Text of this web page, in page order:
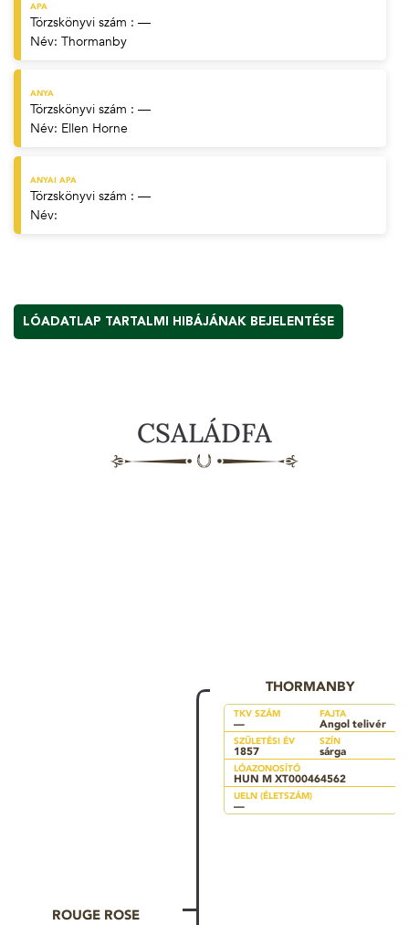
APA
Törzskönyvi szám : —
Név: Thormanby
ANYA
Törzskönyvi szám : —
Név: Ellen Horne
ANYAI APA
Törzskönyvi szám : —
Név:
LÓADATLAP TARTALMI HIBÁJÁNAK BEJELENTÉSE
CSALÁDFA
ROUGE ROSE
THORMANBY
TKV SZÁM
—
FAJTA
Angol telivér
SZÜLETÉSI ÉV
1857
SZÍN
sárga
LÓAZONOSÍTÓ
HUN M XT000464562
UELN (ÉLETSZÁM)
—